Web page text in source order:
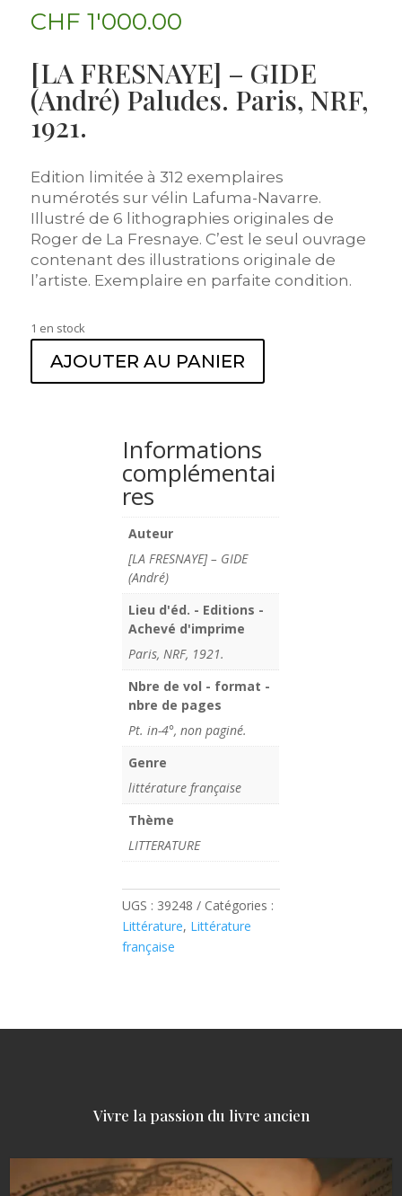
CHF 1'000.00
[LA FRESNAYE] – GIDE
(André) Paludes. Paris, NRF,
1921.
Edition limitée à 312 exemplaires
numérotés sur vélin Lafuma-Navarre.
Illustré de 6 lithographies originales de
Roger de La Fresnaye. C’est le seul ouvrage
contenant des illustrations originale de
l’artiste. Exemplaire en parfaite condition.
1 en stock
AJOUTER AU PANIER
Informations
complémentai
res
Auteur
[LA FRESNAYE] – GIDE
(André)
Lieu d'éd. - Editions -
Achevé d'imprime
Paris, NRF, 1921.
Nbre de vol - format -
nbre de pages
Pt. in-4°, non paginé.
Genre
littérature française
Thème
LITTERATURE
UGS : 39248
Catégories :
Littérature, Littérature
française
Vivre la passion du livre ancien